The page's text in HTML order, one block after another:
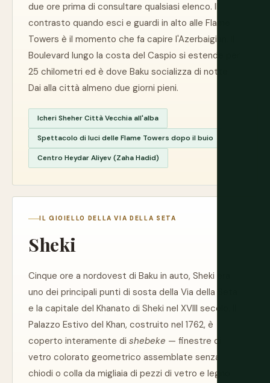
due ore prima di consultare qualsiasi elenco. Il
contrasto quando esci e guardi in alto alle Flame
Towers è il momento che fa capire l'Azerbaigian. Il
Boulevard lungo la costa del Caspio si estende per
25 chilometri ed è dove Baku socializza di notte.
Dai alla città almeno due giorni pieni.
Icheri Sheher Città Vecchia all'alba
Spettacolo di luci delle Flame Towers dopo il buio
Centro Heydar Aliyev (Zaha Hadid)
IL GIOIELLO DELLA VIA DELLA SETA
Sheki
Cinque ore a nordovest di Baku in auto, Sheki era
uno dei principali punti di sosta della Via della Seta
e la capitale del Khanato di Sheki nel XVIII secolo. Il
Palazzo Estivo del Khan, costruito nel 1762, è
coperto interamente di shebeke — finestre di
vetro colorato geometrico assemblate senza
chiodi o colla da migliaia di pezzi di vetro e legno